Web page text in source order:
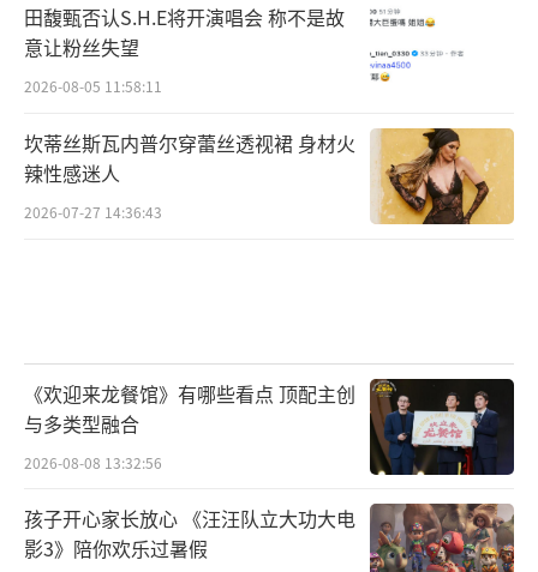
田馥甄否认S.H.E将开演唱会 称不是故
意让粉丝失望
2026-08-05 11:58:11
坎蒂丝斯瓦内普尔穿蕾丝透视裙 身材火
辣性感迷人
2026-07-27 14:36:43
《欢迎来龙餐馆》有哪些看点 顶配主创
与多类型融合
2026-08-08 13:32:56
孩子开心家长放心 《汪汪队立大功大电
影3》陪你欢乐过暑假